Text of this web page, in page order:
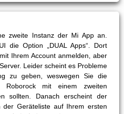
zweite Instanz der Mi App an.
die Option „DUAL Apps“. Dort
Ihrem Account anmelden, aber
Leider scheint es Probleme
zu geben, weswegen Sie die
Roborock mit einem zweiten
sollten. Danach erscheint der
Geräteliste auf Ihrem ersten